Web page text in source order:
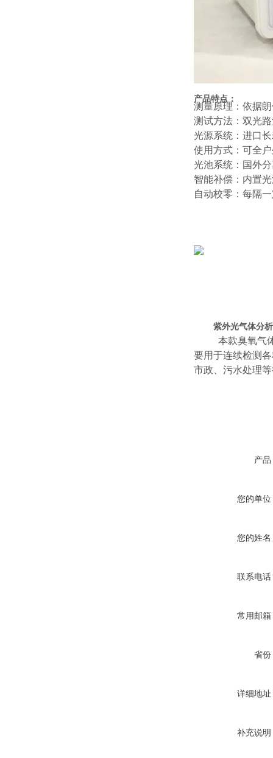
产品特点：
测量原理： 依据
测试方法： 双光
光源系统：进口
使用方式：可全
光池系统： 国外
智能补偿： 内置
自动校零： 每隔
紫外光气体分
本款臭氧气
要用于连续检测
市政、污水处理
产品
您的单位
您的姓名
联系电话
常用邮箱
省份
详细地址
补充说明